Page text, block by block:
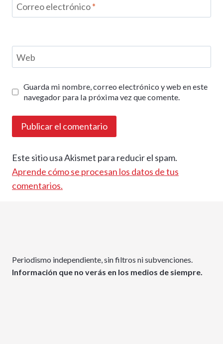
Correo electrónico*
Web
Guarda mi nombre, correo electrónico y web en este
navegador para la próxima vez que comente.
Este sitio usa Akismet para reducir el spam.
Aprende cómo se procesan los datos de tus
comentarios.
Periodismo independiente, sin filtros ni subvenciones.
Información que no verás en los medios de siempre.